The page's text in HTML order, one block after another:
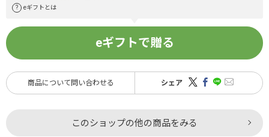
eギフトとは
eギフトで贈る
商品について問い合わせる シェア
このショップの他の商品をみる